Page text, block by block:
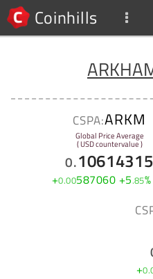
Coinhills
CSPA:ARKM
Global Price Average
( USD countervalue )
0.10614315
+0.00587060 +5.85%
+0.